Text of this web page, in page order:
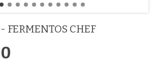
FERMENTOS CHEF